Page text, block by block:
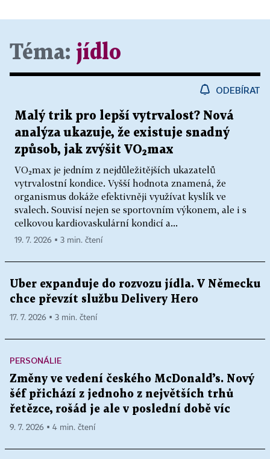
Téma: jídlo
ODEBÍRAT
Malý trik pro lepší vytrvalost? Nová
analýza ukazuje, že existuje snadný
způsob, jak zvýšit VO₂max
VO₂max je jedním z nejdůležitějších ukazatelů
vytrvalostní kondice. Vyšší hodnota znamená, že
organismus dokáže efektivněji využívat kyslík ve
svalech. Souvisí nejen se sportovním výkonem, ale i s
celkovou kardiovaskulární kondicí a...
19. 7. 2026 ▪ 3 min. čtení
Uber expanduje do rozvozu jídla. V Německu
chce převzít službu Delivery Hero
17. 7. 2026 ▪ 3 min. čtení
PERSONÁLIE
Změny ve vedení českého McDonald’s. Nový
šéf přichází z jednoho z největších trhů
řetězce, rošád je ale v poslední době víc
9. 7. 2026 ▪ 4 min. čtení